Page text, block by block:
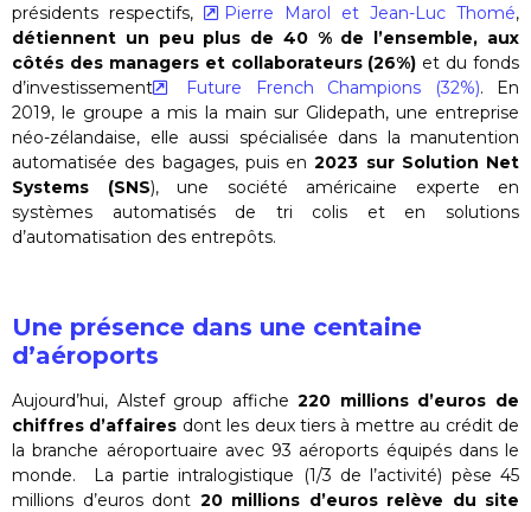
présidents respectifs,
Pierre Marol et Jean-Luc Thomé,
détiennent un peu plus de 40 % de l’ensemble, aux
côtés des managers et collaborateurs (26%) et du fonds
d’investissement
Future French Champions (32%). En
2019, le groupe a mis la main sur Glidepath, une entreprise
néo-zélandaise, elle aussi spécialisée dans la manutention
automatisée des bagages, puis en2023 sur Solution Net
Systems (SNS), une société américaine experte en
systèmes automatisés de tri colis et en solutions
d’automatisation des entrepôts.
Une présence dans une centaine
d’aéroports
Aujourd’hui, Alstef group affiche220 millions d’euros de
chiffres d’affaires dont les deux tiers à mettre au crédit de
la branche aéroportuaire avec 93 aéroports équipés dans le
monde. La partie intralogistique (1/3 de l’activité) pèse 45
millions d’euros dont 20 millions d’euros relève du site